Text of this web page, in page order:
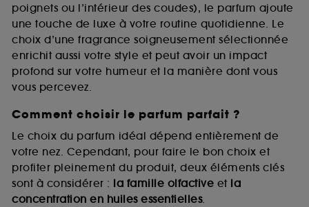
poignets ou l’intérieur des coudes), le parfum ajoute
une touche de luxe à votre routine quotidienne. Le
choix d’une fragrance soigneusement sélectionnée
enrichit aussi votre style et peut avoir un impact
profond sur votre humeur et la manière dont vous
vous percevez.
Comment choisir le parfum parfait ?
Le choix du parfum idéal dépend entièrement de
votre nez. Cependant, pour faire le bon choix et
profiter pleinement du produit, deux éléments clés
sont à considérer : la famille olfactive et la
concentration en huiles essentielles.
cookies d’authentification qui sont utilisés afin de
vous faire bénéficier de l’authentification
prolongée vous permettant d’accéder à votre
compte lors de votre prochaine visite sur le site
sans saisir à nouveau votre identifiant et mot de
passe.
A l'exception des cookies techniques, le dépôt et la
lecture de ces traceurs requiert votre accord. Vous
pouvez personnaliser vos choix concernant le dépôt
de ces cookies grâce au bouton "personnaliser mes
choix" ci-dessous ou décider de "tout accepter".
Sephora pourra associer les informations de
navigation collectées par ces Cookies, pour les